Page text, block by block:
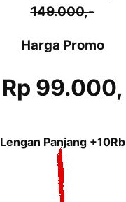
149.000,-
Harga Promo
Rp 99.000,
Lengan Panjang +10Rb